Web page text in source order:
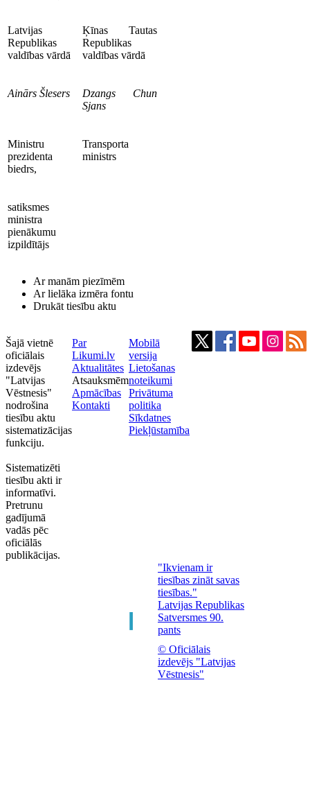
Latvijas
Republikas
valdības vārdā
Ķīnas Tautas
Republikas
valdības vārdā
Ainārs Šlesers
Dzangs Chun
Sjans
Ministru
prezidenta
biedrs,
Transporta
ministrs
satiksmes
ministra
pienākumu
izpildītājs
Ar manām piezīmēm
Ar lielāka izmēra fontu
Drukāt tiesību aktu
Šajā vietnē
oficiālais
izdevējs
"Latvijas
Vēstnesis"
nodrošina
tiesību aktu
sistematizācijas
funkciju.
Sistematizēti
tiesību akti ir
informatīvi.
Pretrunu
gadījumā
vadās pēc
oficiālās
publikācijas.
Par
Likumi.lv
Aktualitātes
Atsauksmēm
Apmācības
Kontakti
Mobilā
versija
Lietošanas
noteikumi
Privātuma
politika
Sīkdatnes
Piekļūstamība
"Ikvienam ir
tiesības zināt savas
tiesības."
Latvijas Republikas
Satversmes 90.
pants
© Oficiālais
izdevējs "Latvijas
Vēstnesis"